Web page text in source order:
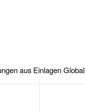
Sonstige Investitionen - Forderungen aus Einlagen Global